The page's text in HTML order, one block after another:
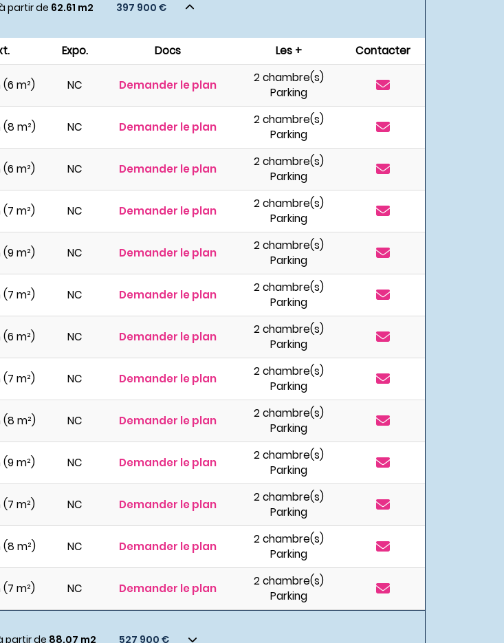
partir de 62.61 m2 397 900 €
Expo. Docs Les + Contacter
(6 m²) NC Demander le plan
2 chambre(s)
Parking
(8 m²) NC Demander le plan
2 chambre(s)
Parking
(6 m²) NC Demander le plan
2 chambre(s)
Parking
(7 m²) NC Demander le plan
2 chambre(s)
Parking
(9 m²) NC Demander le plan
2 chambre(s)
Parking
(7 m²) NC Demander le plan
2 chambre(s)
Parking
(6 m²) NC Demander le plan
2 chambre(s)
Parking
(7 m²) NC Demander le plan
2 chambre(s)
Parking
(8 m²) NC Demander le plan
2 chambre(s)
Parking
(9 m²) NC Demander le plan
2 chambre(s)
Parking
(7 m²) NC Demander le plan
2 chambre(s)
Parking
(8 m²) NC Demander le plan
2 chambre(s)
Parking
(7 m²) NC Demander le plan
2 chambre(s)
Parking
partir de 88.07 m2 527 900 €